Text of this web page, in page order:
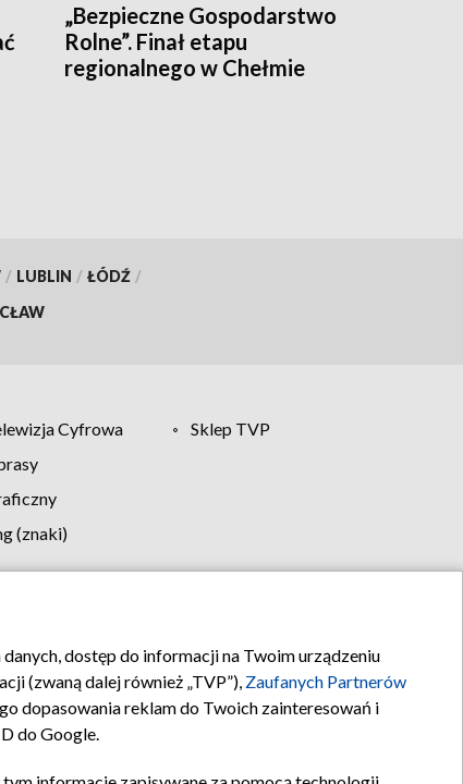
„Bezpieczne Gospodarstwo
Rolne”. Finał etapu
regionalnego w Chełmie
/ LUBLIN / ŁÓDŹ /
Cyfrowa
Sklep TVP
(znaki)
Kontakt
dostęp do informacji na Twoim urządzeniu
(zwaną dalej również „TVP”), Zaufanych Partnerów
dopasowania reklam do Twoich zainteresowań i
do Google.